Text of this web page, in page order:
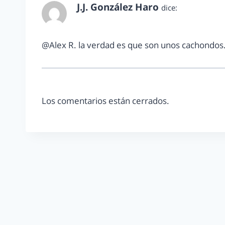
J.J. González Haro dice:
@Alex R. la verdad es que son unos
Los comentarios están cerrados.